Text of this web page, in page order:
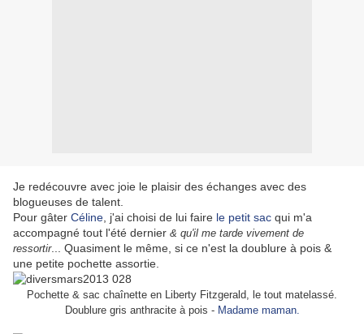
Je redécouvre avec joie le plaisir des échanges avec des
blogueuses de talent.
Pour gâter Céline , j'ai choisi de lui faire le petit sac qui m'a
accompagné tout l'été dernier & qu'il me tarde vivement de
ressortir... Quasiment le même, si ce n'est la doublure à pois &
une petite pochette assortie.
Pochette & sac chaînette en Liberty Fitzgerald, le tout matelassé.
Doublure gris anthracite à pois - Madame maman.